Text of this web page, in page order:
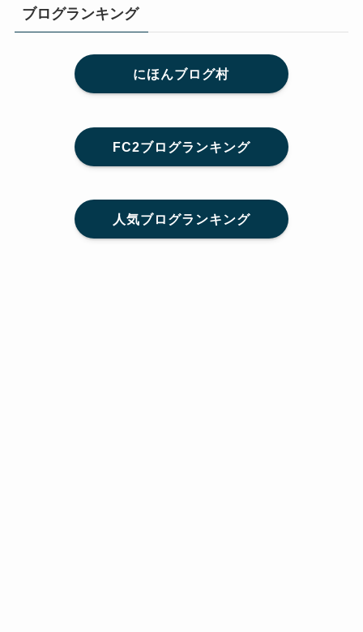
ブログランキング
にほんブログ村
FC2ブログランキング
人気ブログランキング